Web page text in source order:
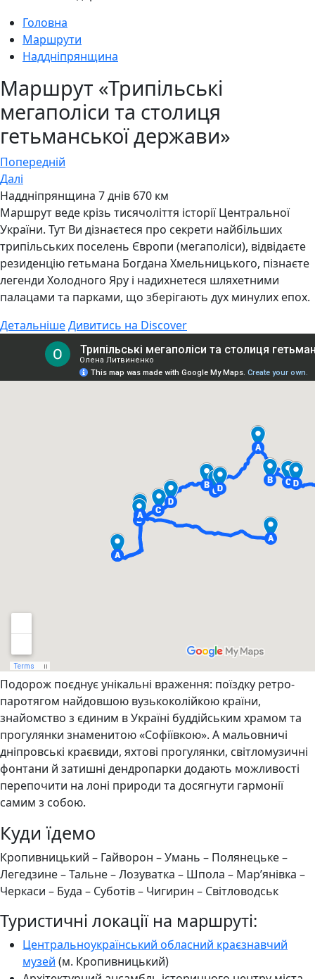
Головна
Маршрути
Наддніпрянщина
Маршрут «Трипільські
мегаполіси та столиця
гетьманської держави»
Навігація
записів
Попередній
Далі
Наддніпрянщина 7 днів 670 км
Маршрут веде крізь тисячоліття історії Центральної
України. Тут Ви дізнаєтеся про секрети найбільших
трипільських поселень Європи (мегаполіси), відвідаєте
резиденцію гетьмана Богдана Хмельницького, пізнаєте
легенди Холодного Яру і надихнетеся шляхетними
палацами та парками, що зберігають дух минулих епох.
ДетальнішеДивитись на Discover
Подорож поєднує унікальні враження: поїздку ретро-
паротягом найдовшою вузькоколійкою країни,
знайомство з єдиним в Україні буддійським храмом та
прогулянки знаменитою «Софіївкою». А мальовничі
дніпровські краєвиди, яхтові прогулянки, світломузичні
фонтани й затишні дендропарки додають можливості
перепочити на лоні природи та досягнути гармонії
самим з собою.
Куди їдемо
Кропивницький – Гайворон – Умань – Полянецьке –
Легедзине – Тальне – Лозуватка – Шпола – Мар’янівка –
Черкаси – Буда – Суботів – Чигирин – Світловодськ
Туристичні локації на маршруті:
Центральноукраїнський обласний краєзнавчий
музей (м. Кропивницький)